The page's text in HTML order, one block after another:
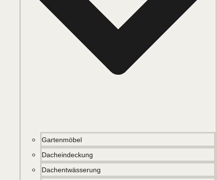
Gartenmöbel
Dacheindeckung
Dachentwässerung